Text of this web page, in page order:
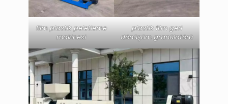
film plastik peletleme
makinesi
plastik film geri
dönüşüm granülatörü